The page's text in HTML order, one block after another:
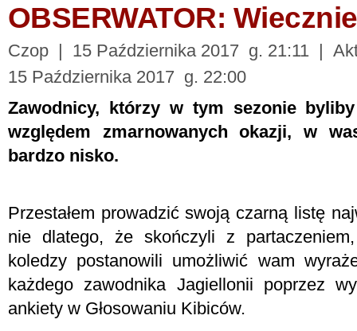
OBSERWATOR:
Czop | 15 Października 2017 g. 21:11 |
15 Października 2017 g. 22:00
Zawodnicy, którzy w tym sezonie
względem zmarnowanych okazji, w
bardzo nisko.
Przestałem prowadzić swoją czarną listę
nie dlatego, że skończyli z
koledzy postanowili umożliwić wam
każdego zawodnika Jagiellonii poprzez
ankiety w Głosowaniu Kibiców.